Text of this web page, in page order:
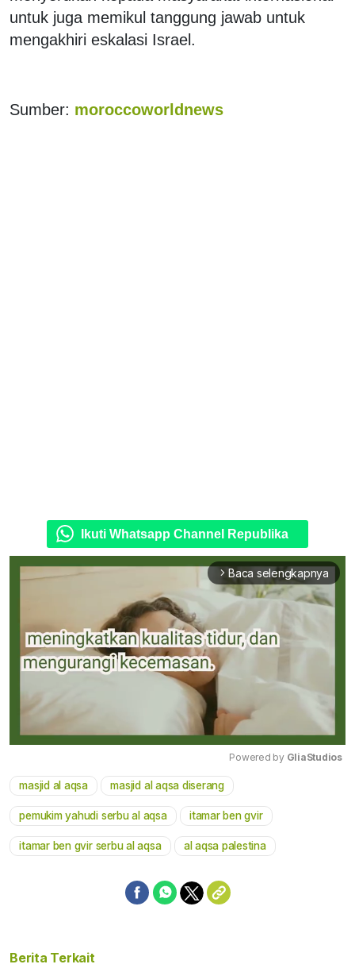
untuk juga memikul tanggung jawab untuk
mengakhiri eskalasi Israel.
Sumber: moroccoworldnews
Ikuti Whatsapp Channel Republika
arrow_forward_ios Baca selengkapnya
Powered by GliaStudios
masjid al aqsa masjid al aqsa diserang
pemukim yahudi serbu al aqsa itamar ben gvir
itamar ben gvir serbu al aqsa al aqsa palestina
Berita Terkait